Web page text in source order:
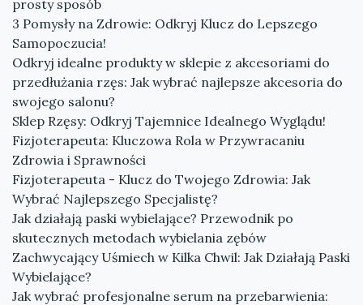
prosty sposób
3 Pomysły na Zdrowie: Odkryj Klucz do Lepszego
Samopoczucia!
Odkryj idealne produkty w sklepie z akcesoriami do
przedłużania rzęs: Jak wybrać najlepsze akcesoria do
swojego salonu?
Sklep Rzęsy: Odkryj Tajemnice Idealnego Wyglądu!
Fizjoterapeuta: Kluczowa Rola w Przywracaniu
Zdrowia i Sprawności
Fizjoterapeuta - Klucz do Twojego Zdrowia: Jak
Wybrać Najlepszego Specjalistę?
Jak działają paski wybielające? Przewodnik po
skutecznych metodach wybielania zębów
Zachwycający Uśmiech w Kilka Chwil: Jak Działają Paski
Wybielające?
Jak wybrać profesjonalne serum na przebarwienia: